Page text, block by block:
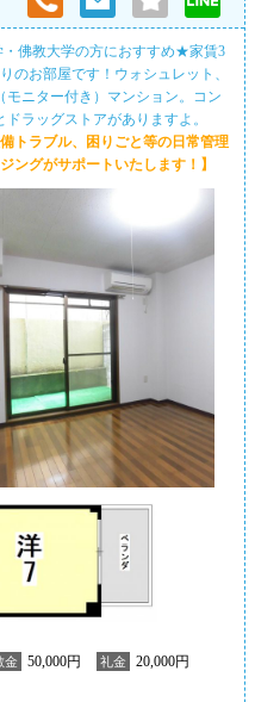
佛教大学の方におすすめ★家賃3
のお部屋です！ウォシュレット、
ニター付き）マンション。コン
ラッグストアがありますよ。
トラブル、困りごと等の日常管理
ングがサポートいたします！】
金 50,000円 礼金 20,000円